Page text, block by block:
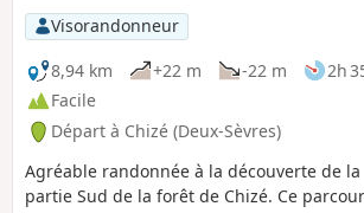
Visorandonneur
8,94 km
+22 m -22 m
2h
Facile
Départ à Chizé (Deux-Sèvres)
Agréable randonnée à la découverte de la
partie Sud de la forêt de Chizé. Ce